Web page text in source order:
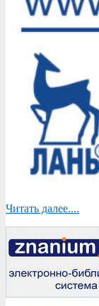
Читать далее....